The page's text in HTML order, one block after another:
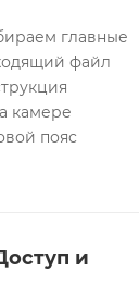
главные
файл
камере
пояс
и